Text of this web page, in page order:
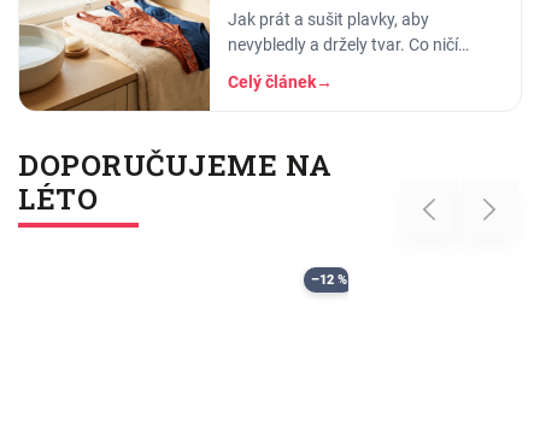
Jak prát a sušit plavky, aby
nevybledly a držely tvar. Co ničí
elastan, proč plavky proplachovat a
tři nejčastější chyby v péči o plavky.
Celý článek→
DOPORUČUJEME NA
LÉTO
Previous
–12 %
Next